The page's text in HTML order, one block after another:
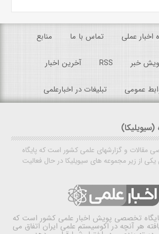
اخبار عملی تماس با ما منابع
خبر RSS آخرین اخبار
عمومی تبلیغات در اخبارعلمی
(سیویلیکا)
مقالات و گزارشهای علمی کشور است که پایگاه
یکی از زیر مجموعه های سیویلیکا در حال فعالیت
تخصصی پویش اخبار علمی کشور است که
هر آنچه در اکوسیستم علمی ایران اتفاق می